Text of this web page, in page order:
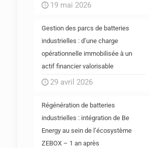
19 mai 2026
Gestion des parcs de batteries
industrielles : d’une charge
opérationnelle immobilisée à un
actif financier valorisable
29 avril 2026
Régénération de batteries
industrielles : intégration de Be
Energy au sein de l’écosystème
ZEBOX – 1 an après